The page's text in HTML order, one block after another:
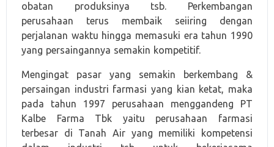
obatan produksinya tsb. Perkembangan
perusahaan terus membaik seiiring dengan
perjalanan waktu hingga memasuki era tahun 1990
yang persaingannya semakin kompetitif.
Mengingat pasar yang semakin berkembang &
persaingan industri farmasi yang kian ketat, maka
pada tahun 1997 perusahaan menggandeng PT
Kalbe Farma Tbk yaitu perusahaan farmasi
terbesar di Tanah Air yang memiliki kompetensi